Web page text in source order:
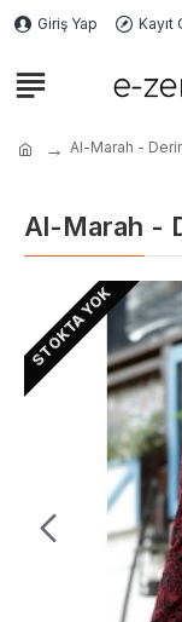
Giriş Yap Kayıt
Al-Marah -
Al-Marah -
STOKTA YOK